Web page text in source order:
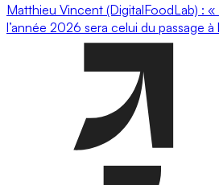
Matthieu Vincent (DigitalFoodLab) :
l’année 2026 sera celui du passage à